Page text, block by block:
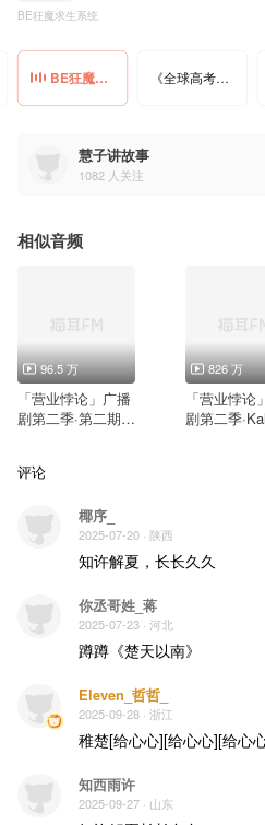
BE狂魔求生系统
BE狂魔求生系统 《全球高考》by木苏里
慧子讲故事
1082 人关注
相似音频
96.5 万
「营业悖论」广播
剧第二季·第二期·
826 万
「营业悖论
剧第二季
评论
椰序_
2025-07-20 · 陕西
知许解夏，长长久久
你丞哥姓_蒋
2025-07-23 · 河北
蹲蹲《楚天以南》
Eleven_哲哲_
2025-09-28 · 浙江
稚楚[给心心][给心心][给心
知西雨许
2025-09-27 · 山东